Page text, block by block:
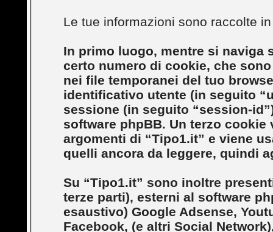
Le tue informazioni sono raccolte
In primo luogo, mentre si naviga
certo numero di cookie, che
nei file temporanei del tuo
identificativo utente (in seguito
sessione (in seguito “session-
software phpBB. Un terzo
argomenti di “Tipo1.it” e viene
quelli ancora da leggere, quindi
Su “Tipo1.it” sono inoltre
terze parti), esterni al software
esaustivo) Google Adsense,
Facebook, (e altri Social